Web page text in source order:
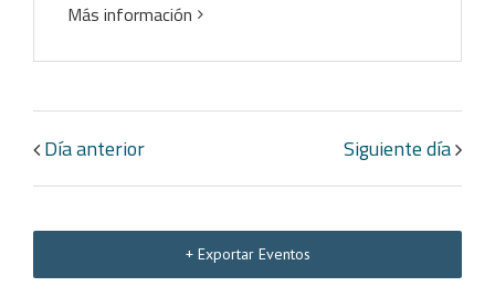
Más información
Día anterior Siguiente día
+ Exportar Eventos